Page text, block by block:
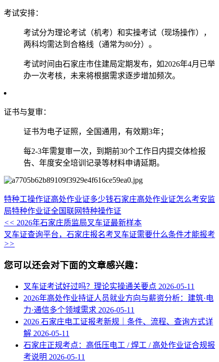
‌考试安排‌：
考试分为‌理论考试（机考）‌和‌实操考试（现场操作）‌，
两科均需达到合格线（通常为80分）。
考试时间由石家庄市住建局定期发布，如2026年4月已举
办一次考核，未来将根据需求逐步增加频次。
‌证书与复审‌：
证书为‌电子证照‌，全国通用，有效期3年；
每2-3年需复审一次，到期前30个工作日内提交体检报
告、年度安全培训记录等材料申请延期。
特种工操作证高处作业证多少钱石家庄高处作业证怎么考安监
局特种作业证全国联网特种操作证
<< 2026年石家庄质监局叉车证最新样本
叉车证查询平台，石家庄报名考叉车证需要什么条件才能报考
>>
您可以还会对下面的文章感兴趣：
叉车证考试好过吗？理论实操通关要点 2026-05-11
2026年高处作业持证人员就业方向与薪资分析：建筑·电
力·通信多个领域需求 2026-05-11
2026 石家庄电工证报考新规｜条件、流程、查询方式详
解 2026-05-11
石家庄正规考点：高低压电工 / 焊工 / 高处作业证合规报
考说明 2026-05-11